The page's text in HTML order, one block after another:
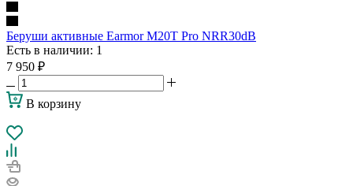
Беруши активные Earmor M20T Pro NRR30dB
Есть в наличии: 1
7 950 ₽
В корзину